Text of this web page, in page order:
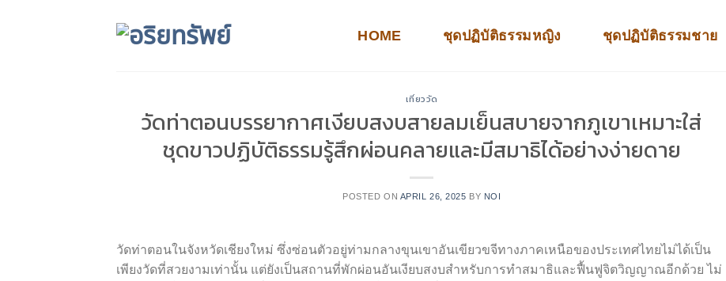
HOME ชุดปฏิบัติธรรมหญิง ชุดปฏิบัติธรรมชาย
เที่ยววัด
วัดท่าตอนบรรยากาศเงียบสงบสายลมเย็นสบายจากภูเขาเหมาะใส่
ชุดขาวปฏิบัติธรรมรู้สึกผ่อนคลายและมีสมาธิได้อย่างง่ายดาย
POSTED ON APRIL 26, 2025 BY NOI
วัดท่าตอนในจังหวัดเชียงใหม่ ซึ่งซ่อนตัวอยู่ท่ามกลางขุนเขาอันเขียวขจีทางภาคเหนือของประเทศไทยไม่ได้เป็น
เพียงวัดที่สวยงามเท่านั้น แต่ยังเป็นสถานที่พักผ่อนอันเงียบสงบสำหรับการทำสมาธิและฟื้นฟูจิตวิญญาณอีกด้วย ไม่